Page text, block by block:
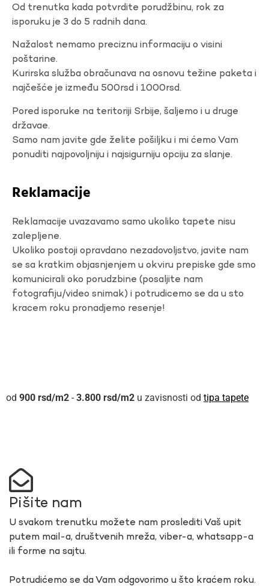
Od trenutka kada potvrdite porudžbinu, rok za
isporuku je 3 do 5 radnih dana.
Nažalost nemamo preciznu informaciju o visini
poštarine.
Kurirska služba obračunava na osnovu težine paketa i
najčešće je između 500rsd i 1000rsd.
Pored isporuke na teritoriji Srbije, šaljemo i u druge
državae.
Samo nam javite gde želite pošiljku i mi ćemo Vam
ponuditi najpovoljniju i najsigurniju opciju za slanje.
Reklamacije
Reklamacije uvazavamo samo ukoliko tapete nisu
zalepljene.
Ukoliko postoji opravdano nezadovoljstvo, javite nam
se sa kratkim objasnjenjem u okviru prepiske gde smo
komunicirali oko porudzbine (posaljite nam
fotografiju/video snimak) i potrudicemo se da u sto
kracem roku pronadjemo resenje!
900 rsd - 3.800 rsd u zavisnosti od tipa tapete
Pišite nam
U svakom trenutku možete nam proslediti Vaš upit
putem mail-a, društvenih mreža, viber-a, whatsapp-a
ili forme na sajtu.
Potrudićemo se da Vam odgovorimo u što kraćem roku.